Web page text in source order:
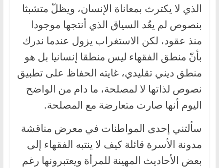
الذي لا يكترث بمعاناة الإنسان، ويظلّ متشبثا
بنصوص لم يعُد السياق الذي أنتجها موجودا
منذ عقود، لكن الاستغراب يزول عندما ندرك
بأنّ منطق الفقهاء ليس منطقا إنسانيا بل هو
منطق ديني تقليدي، غايته الحفاظ على تطبيق
نصوص لذاتها لا لمصلحة، ما دام من الواضح
اليوم أنها صارت متعارضة مع المصلحة.
سألتني إحدى المواطنات في معرض مناقشة
مدونة الأسرة قائلة كيف لا ينتبه الفقهاء إلى
بعض الأحاديث المهينة للمرأة ويعتبرونها رغم